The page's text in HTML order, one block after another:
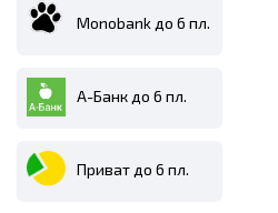
Monobank до 6 пл.
А-Банк до 6 пл.
Приват до 6 пл.